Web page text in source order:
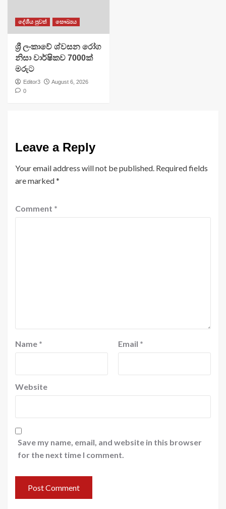
දේශීය පුවත් සෞඛ්‍යය
ශ්‍රී ලංකාවේ ශ්වසන රෝග
නිසා වාර්ෂිකව 7000ක්
මරුට
Editor3
August 6, 2026
0
Leave a Reply
Your email address will not be published. Required fields
are marked*
Comment *
Name * Email *
Website
Save my name, email, and website in this browser
for the next time I comment.